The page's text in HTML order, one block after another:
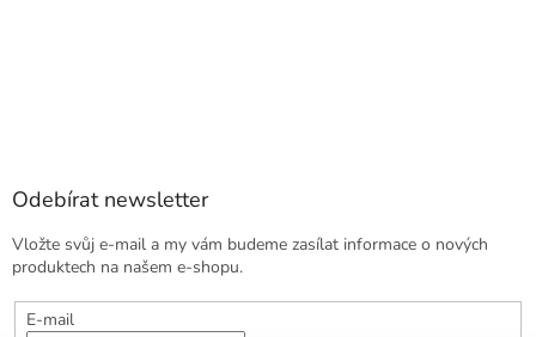
Odebírat newsletter
Vložte svůj e-mail a my vám budeme zasílat informace o nových
produktech na našem e-shopu.
E-mail